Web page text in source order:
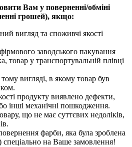
Вам у поверненні/обміні
грошей), якщо:
вигляд та споживчі якості
фірмового заводського пакування
товар у транспортувальній плівці
вигляді, в якому товар був
продукту виявлено дефекти,
інші механічні пошкодження.
що не має суттєвих недоліків,
фарби, яка була зроблена
на Ваше замовлення!